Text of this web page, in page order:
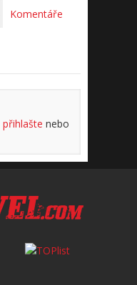
Komentáře
přihlašte nebo